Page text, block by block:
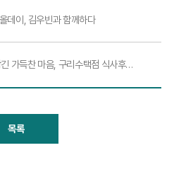
데이, 김우빈과 함께하다
소소한 저녁 한끼에 담긴 가득찬 마음, 구리수택점 식사후원 이야기
목록